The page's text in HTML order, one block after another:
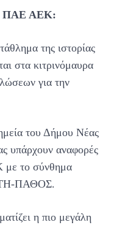
ΠΑΕ ΑΕΚ:
της ιστορίας
στα κιτρινόμαυρα
για την
του Δήμου Νέας
υπάρχουν αναφορές
με το σύνθημα
ΠΑΘΟΣ.
η πιο μεγάλη